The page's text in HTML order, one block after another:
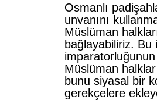
Osmanlı
unvanını
Müslüman
bağlayabiliriz. Bu
Müslüman
bunu siyasal bir
gerekçelere